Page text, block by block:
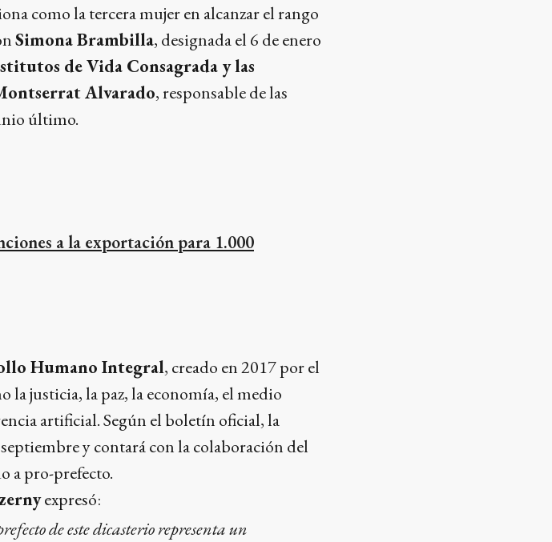
como la tercera mujer en alcanzar el rango
Simona Brambilla, designada el 6 de enero
de Vida Consagrada y las
Alvarado, responsable de las
último.
a la exportación para 1.000
Humano Integral, creado en 2017 por el
la justicia, la paz, la economía, el medio
artificial. Según el boletín oficial, la
y contará con la colaboración del
a pro-prefecto.
expresó:
de este dicasterio representa un